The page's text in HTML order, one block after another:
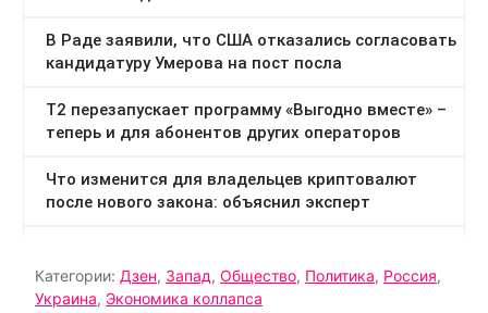
Категории: Дзен, Запад, Общество, Политика, Россия,
Украина, Экономика коллапса